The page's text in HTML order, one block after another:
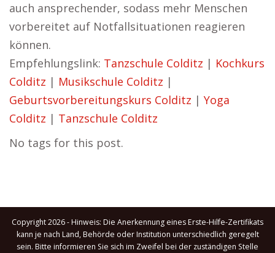
auch ansprechender, sodass mehr Menschen
vorbereitet auf Notfallsituationen reagieren
können.
Empfehlungslink: Tanzschule Colditz | Kochkurs
Colditz | Musikschule Colditz |
Geburtsvorbereitungskurs Colditz | Yoga
Colditz | Tanzschule Colditz
No tags for this post.
Copyright 2026 - Hinweis: Die Anerkennung eines Erste-Hilfe-Zertifikats
kann je nach Land, Behörde oder Institution unterschiedlich geregelt
sein. Bitte informieren Sie sich im Zweifel bei der zuständigen Stelle